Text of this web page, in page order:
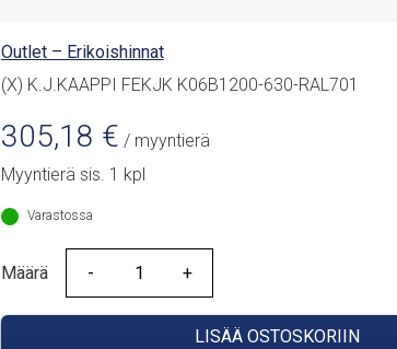
Outlet – Erikoishinnat
(X) K.J.KAAPPI FEKJK K06B1200-630-RAL701
305,18 € / myyntierä
Myyntierä sis. 1 kpl
Varastossa
Määrä
Määrä
LISÄÄ OSTOSKORIIN